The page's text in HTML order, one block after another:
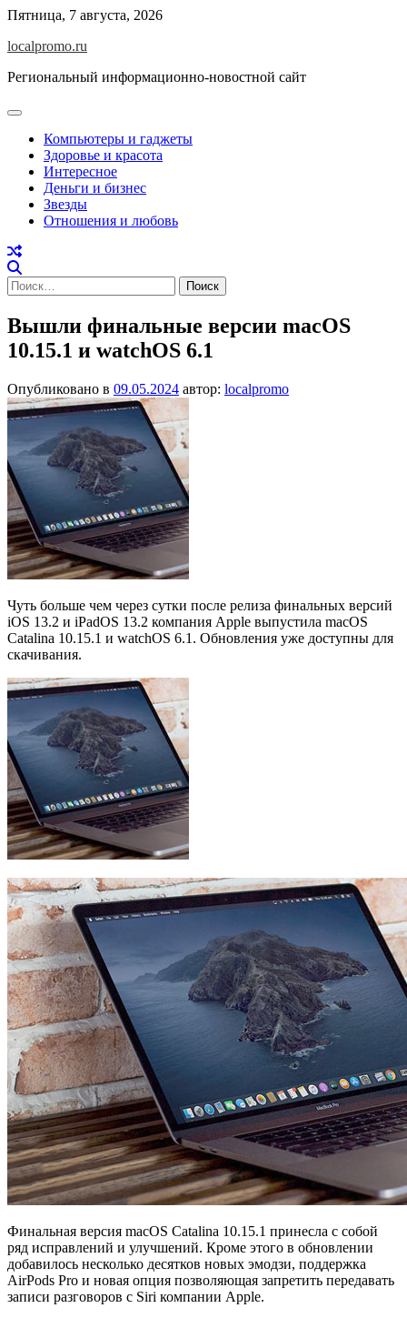
Перейти
содержимому
Пятница, 7 августа, 2026
localpromo.ru
Региональный информационно-новостной сайт
Компьютеры и гаджеты
Здоровье и красота
Интересное
Деньги и бизнес
Звезды
Отношения и любовь
Найти:
Вышли финальные версии macOS
10.15.1 и watchOS 6.1
Опубликовано в 09.05.2024 автор: localpromo
Чуть больше чем через сутки после релиза финальных версий
iOS 13.2 и iPadOS 13.2 компания Apple выпустила macOS
Catalina 10.15.1 и watchOS 6.1. Обновления уже доступны для
скачивания.
Финальная версия macOS Catalina 10.15.1 принесла с собой
ряд исправлений и улучшений. Кроме этого в обновлении
добавилось несколько десятков новых эмодзи, поддержка
AirPods Pro и новая опция позволяющая запретить передавать
записи разговоров с Siri компании Apple.